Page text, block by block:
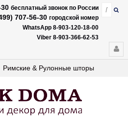
бесплатный звонок по России
707-56-30 городской номер
WhatsApp 8-903-120-18-00
Viber 8-903-366-62-53
Римские & Рулонные шторы